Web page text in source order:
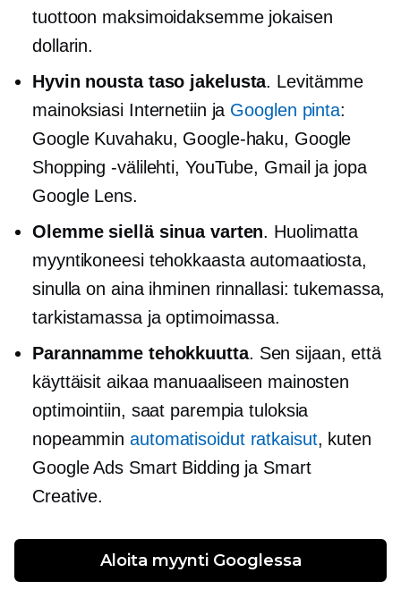
tuottoon maksimoidaksemme jokaisen
dollarin.
Hyvin nousta taso jakelusta. Levitämme
mainoksiasi Internetiin ja Googlen pinta:
Google Kuvahaku, Google-haku, Google
Shopping -välilehti, YouTube, Gmail ja jopa
Google Lens.
Olemme siellä sinua varten. Huolimatta
myyntikoneesi tehokkaasta automaatiosta,
sinulla on aina ihminen rinnallasi: tukemassa,
tarkistamassa ja optimoimassa.
Parannamme tehokkuutta. Sen sijaan, että
käyttäisit aikaa manuaaliseen mainosten
optimointiin, saat parempia tuloksia
nopeamminautomatisoidut ratkaisut, kuten
Google Ads Smart Bidding ja Smart
Creative.
Aloita myynti Googlessa